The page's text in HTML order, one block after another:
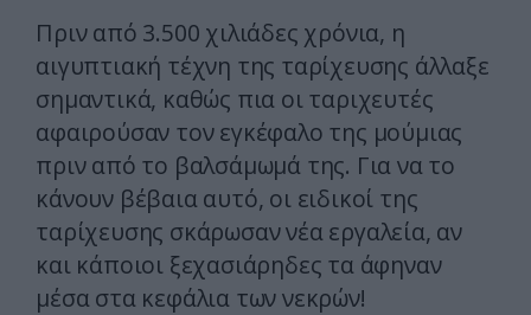
Πριν από 3.500 χιλιάδες χρόνια, η
αιγυπτιακή τέχνη της ταρίχευσης άλλαξε
σημαντικά, καθώς πια οι ταριχευτές
αφαιρούσαν τον εγκέφαλο της μούμιας
πριν από το βαλσάμωμά της. Για να το
κάνουν βέβαια αυτό, οι ειδικοί της
ταρίχευσης σκάρωσαν νέα εργαλεία, αν
και κάποιοι ξεχασιάρηδες τα άφηναν
μέσα στα κεφάλια των νεκρών!